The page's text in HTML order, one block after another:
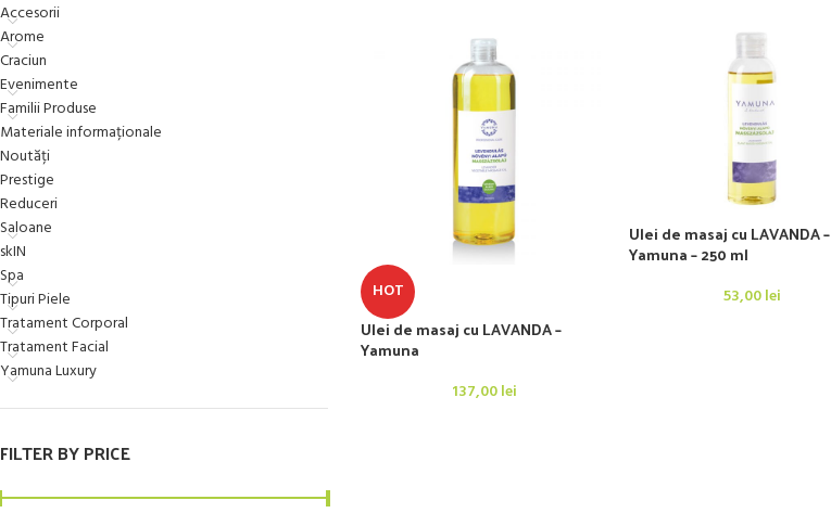
Accesorii
Arome
Craciun
Evenimente
Familii Produse
Materiale informaționale
Noutăți
Prestige
Reduceri
Saloane
skIN
Spa
Tipuri Piele
Tratament Corporal
Tratament Facial
Yamuna Luxury
FILTER BY PRICE
HOT
Ulei de masaj cu LAVANDA –
Yamuna
137,00lei
Ulei de masaj cu LAVANDA –
Yamuna – 250 ml
53,00lei